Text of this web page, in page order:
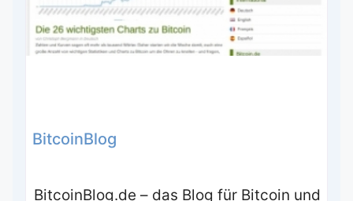
BitcoinBlog
BitcoinBlog.de – das Blog für Bitcoin und